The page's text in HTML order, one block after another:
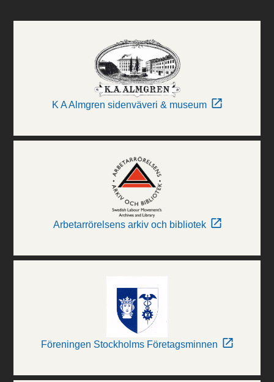
K A Almgren sidenväveri & museum
Arbetarrörelsens arkiv och bibliotek
Föreningen Stockholms Företagsminnen